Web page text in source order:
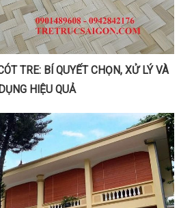
TRE: BÍ QUYẾT CHỌN, XỬ LÝ VÀ
HIỆU QUẢ